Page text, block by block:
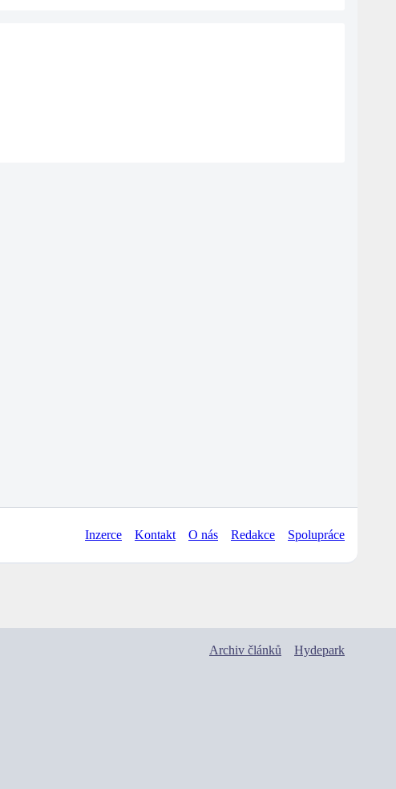
Inzerce Kontakt O nás Redakce Spolupráce
Archiv článků Hydepark